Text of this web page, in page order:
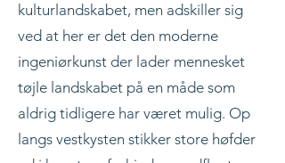
kulturlandskabet, men adskiller sig
ved at her er det den moderne
ingeniørkunst der lader mennesket
tøjle landskabet på en måde som
aldrig tidligere har været mulig. Op
langs vestkysten stikker store høfder